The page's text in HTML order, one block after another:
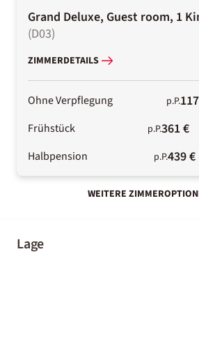
Grand Deluxe, Guest room, 1
(D03)
ZIMMERDETAILS
Ohne Verpflegung p.P.
Frühstück p.P.361 €
Halbpension p.P.439 €
WEITERE
Lage